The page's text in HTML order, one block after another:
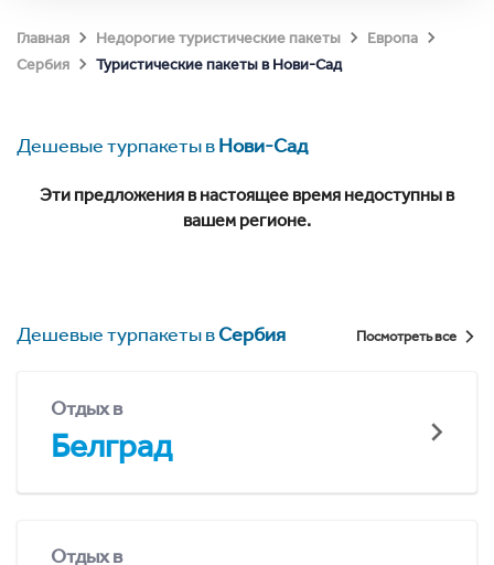
Главная Недорогие туристические пакеты
Европа
Сербия
Туристические пакеты в Нови-Сад
Дешевые турпакеты вНови-Сад
Эти предложения в настоящее время недоступны в
вашем регионе.
Дешевые турпакеты вСербия Посмотреть все
Отдых в
Белград
Отдых в